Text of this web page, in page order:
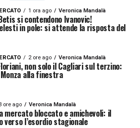
nigeriano è
concrete: il talento
ora serve la svolta sul
e della maturità tattica.
NOSTRE TOP NEWS
1 ora ago Veronica Mandalà
si contendono Ivanovic!
in pole: si attende la risposta del
2 ore ago Veronica Mandalà
non solo il Cagliari sul terzino:
alla finestra
ore ago Veronica Mandalà
mercato bloccato e amichevoli: il
verso l’esordio stagionale